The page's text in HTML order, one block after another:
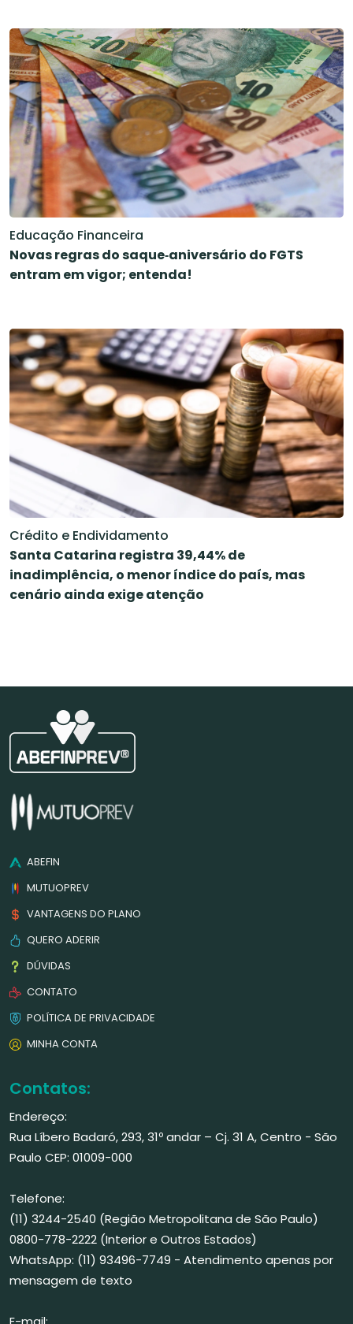
Educação Financeira
Novas regras do saque‑aniversário do FGTS
entram em vigor; entenda!
Crédito e Endividamento
Santa Catarina registra 39,44% de
inadimplência, o menor índice do país, mas
cenário ainda exige atenção
ABEFIN
MUTUOPREV
VANTAGENS DO PLANO
QUERO ADERIR
DÚVIDAS
CONTATO
POLÍTICA DE PRIVACIDADE
MINHA CONTA
Contatos:
Endereço:
Rua Líbero Badaró, 293, 31º andar – Cj. 31 A, Centro - São
Paulo CEP: 01009-000
Telefone:
(11) 3244-2540 (Região Metropolitana de São Paulo)
0800-778-2222 (Interior e Outros Estados)
WhatsApp: (11) 93496-7749 - Atendimento apenas por
mensagem de texto